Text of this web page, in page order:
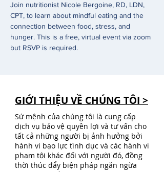
Join nutritionist Nicole Bergoine, RD, LDN,
CPT, to learn about mindful eating and the
connection between food, stress, and
hunger. This is a free, virtual event via zoom
but RSVP is required.
GIỚI THIỆU VỀ CHÚNG TÔI >
Sứ mệnh của chúng tôi là cung cấp
dịch vụ bảo vệ quyền lợi và tư vấn cho
tất cả những người bị ảnh hưởng bởi
hành vi bạo lực tình dục và các hành vi
phạm tội khác đối với người đó, đồng
thời thúc đẩy biện pháp ngăn ngừa